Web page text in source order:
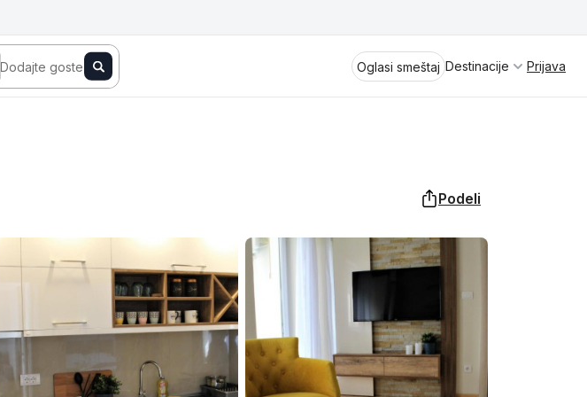
Dodajte goste Oglasi smeštaj Destinacije
Fruška gora Vrnjačka Banja
Banja Vrujci Perućac
Golubac Kladovo
Jagodina Aranđelovac
Spremite se za virtuelno putovanje
kroz jednu od najlepših zemalja
Evrope i sveta. Uživaćete u prikazima
planinskih masiva poput Tare i Šar-
planine, ali i u ravničarskim predelima
prostrane Vojvodine. Istraživanje
tradicije i kulturnog dobra Srbije
otkriće vam pravu narav srpskog
Prijava
Podeli